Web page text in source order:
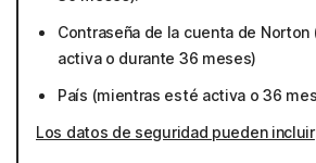
Contraseña de la cuenta de
activa o durante 36 meses)
País (mientras esté activa o 36
Los datos de seguridad pueden incluir